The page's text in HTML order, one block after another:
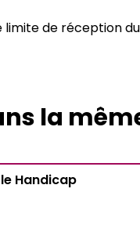
limite de réception du
la
Handicap